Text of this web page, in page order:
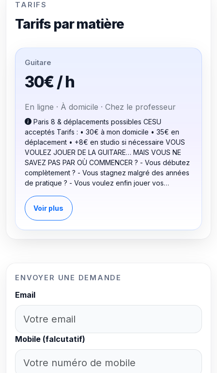
TARIFS
Tarifs par matière
Guitare
30€ / h
En ligne · À domicile · Chez le professeur
Paris 8 & déplacements possibles CESU
acceptés Tarifs : • 30€ à mon domicile • 35€ en
déplacement • +8€ en studio si nécessaire VOUS
VOULEZ JOUER DE LA GUITARE… MAIS VOUS NE
SAVEZ PAS PAR OÙ COMMENCER ? - Vous débutez
complètement ? - Vous stagnez malgré des années
de pratique ? - Vous voulez enfin jouer vos
une méthode simple, efficace et adaptée à VOUS.
QUI SUIS-JE ? Guitariste depuis 2010, spécialisé en
est unique. Ici, pas de programme rigide : - Objectifs
progrès - Cours adaptés à votre rythme Je vous
accompagne pour : • Découvrir la guitare • Jouer
pour le plaisir • Reprendre après une pause •
RAPIDEMENT SANS SOLFÈGE Oui, c’est possible. -
on pratique d’abord, on théorise ensuite. La plupart
Voir plus
ENVOYER UNE DEMANDE
Email
Mobile (falcutatif)